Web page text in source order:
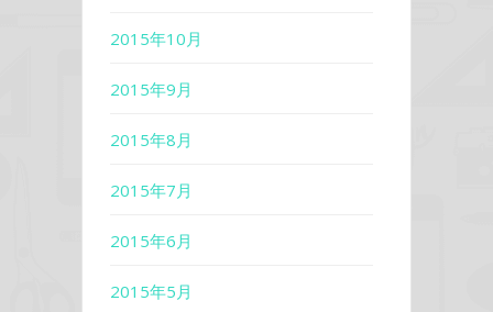
2015年10月
2015年9月
2015年8月
2015年7月
2015年6月
2015年5月